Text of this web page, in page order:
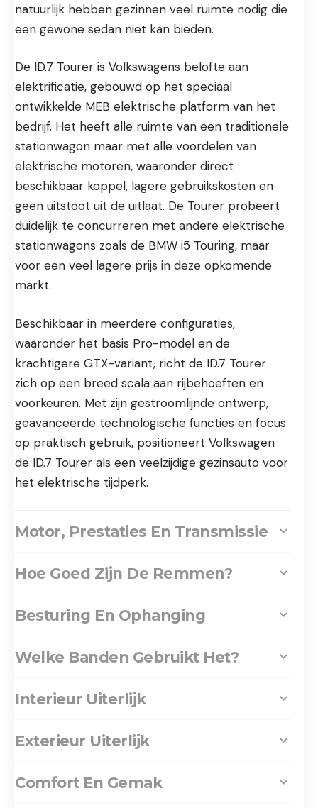
natuurlijk hebben gezinnen veel ruimte nodig die
een gewone sedan niet kan bieden.
De ID.7 Tourer is Volkswagens belofte aan
elektrificatie, gebouwd op het speciaal
ontwikkelde MEB elektrische platform van het
bedrijf. Het heeft alle ruimte van een traditionele
stationwagon maar met alle voordelen van
elektrische motoren, waaronder direct
beschikbaar koppel, lagere gebruikskosten en
geen uitstoot uit de uitlaat. De Tourer probeert
duidelijk te concurreren met andere elektrische
stationwagons zoals de BMW i5 Touring, maar
voor een veel lagere prijs in deze opkomende
markt.
Beschikbaar in meerdere configuraties,
waaronder het basis Pro-model en de
krachtigere GTX-variant, richt de ID.7 Tourer
zich op een breed scala aan rijbehoeften en
voorkeuren. Met zijn gestroomlijnde ontwerp,
geavanceerde technologische functies en focus
op praktisch gebruik, positioneert Volkswagen
de ID.7 Tourer als een veelzijdige gezinsauto voor
het elektrische tijdperk.
Motor, Prestaties En Transmissie
Hoe Goed Zijn De Remmen?
Besturing En Ophanging
Welke Banden Gebruikt Het?
Interieur Uiterlijk
Exterieur Uiterlijk
Comfort En Gemak